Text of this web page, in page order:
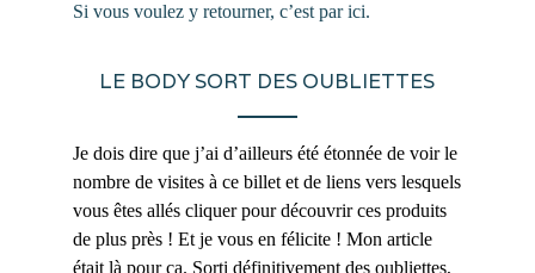
Si vous voulez y retourner, c’est par ici.
LE BODY SORT DES OUBLIETTES
Je dois dire que j’ai d’ailleurs été étonnée de voir le
nombre de visites à ce billet et de liens vers lesquels
vous êtes allés cliquer pour découvrir ces produits
de plus près ! Et je vous en félicite ! Mon article
était là pour ça. Sorti définitivement des oubliettes,